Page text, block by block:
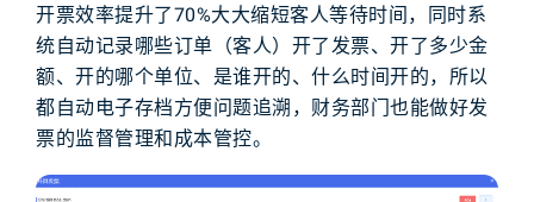
开票效率提升了70%大大缩短客人等待时间， 同时系
统自动记录哪些订单 （客人） 开了发票、 开了多少金
额、 开的哪个单位、 是谁开的、 什么时间开的， 所以
都自动电子存档方便问题追溯， 财务部门也能做好发
票的监督管理和成本管控。